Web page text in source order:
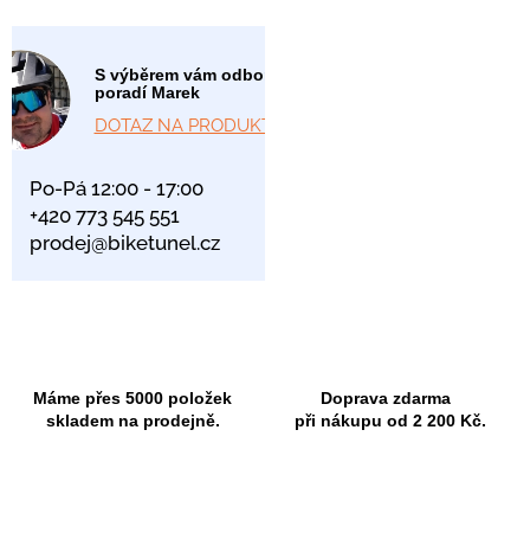
S výběrem vám odborně
poradí Marek
DOTAZ NA PRODUKT
Po-Pá 12:00 - 17:00
+420 773 545 551
prodej@biketunel.cz
Máme přes 5000 položek
skladem na prodejně.
Doprava zdarma
při nákupu od 2 200 Kč.